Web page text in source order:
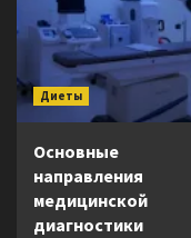
Диеты
Основные
направления
медицинской
диагностики